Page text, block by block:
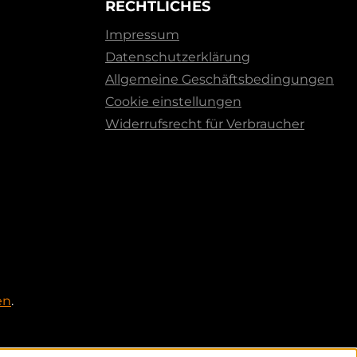
RECHTLICHES
Impressum
Datenschutzerklärung
Allgemeine Geschäftsbedingungen
Cookie einstellungen
Widerrufsrecht für Verbraucher
.